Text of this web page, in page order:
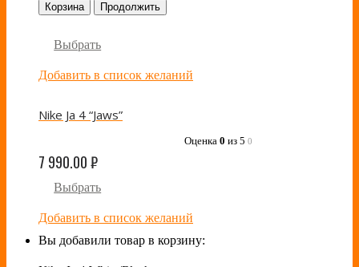
Корзина Продолжить
Выбрать
Добавить в список желаний
Nike Ja 4 “Jaws”
Оценка 0 из 5 0
7 990.00₽
Выбрать
Добавить в список желаний
Вы добавили товар в корзину: